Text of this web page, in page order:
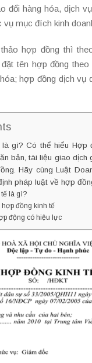
đổi hàng hóa, dịch
vụ mục đích kinh
hợp đồng thì
tên hợp đồng
hợp đồng dịch vụ
gì? Có thể hiểu Hợp
bản, tài liệu giao dịch
Hãy cùng Luật
pháp luật về hợp
là gì?
đồng kinh tế
động có hiệu lực